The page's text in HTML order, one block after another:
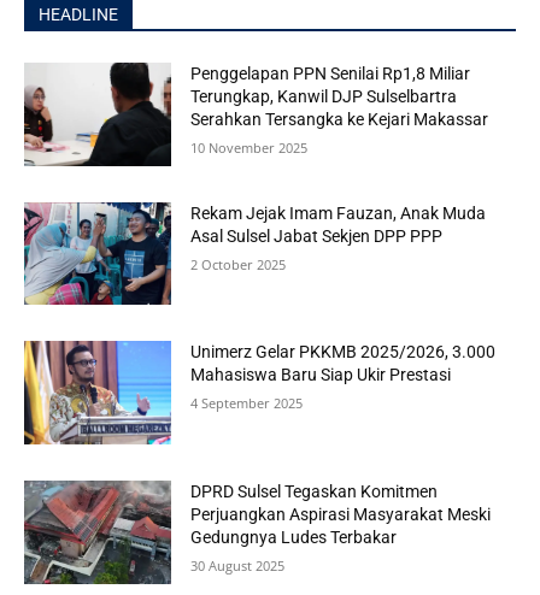
HEADLINE
Penggelapan PPN Senilai Rp1,8 Miliar
Terungkap, Kanwil DJP Sulselbartra
Serahkan Tersangka ke Kejari Makassar
10 November 2025
Rekam Jejak Imam Fauzan, Anak Muda
Asal Sulsel Jabat Sekjen DPP PPP
2 October 2025
Unimerz Gelar PKKMB 2025/2026, 3.000
Mahasiswa Baru Siap Ukir Prestasi
4 September 2025
DPRD Sulsel Tegaskan Komitmen
Perjuangkan Aspirasi Masyarakat Meski
Gedungnya Ludes Terbakar
30 August 2025